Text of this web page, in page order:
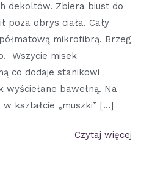
dekoltów. Zbiera biust do
poza obrys ciała. Cały
mikrofibrą. Brzeg
Wszycie misek
co dodaje stanikowi
bawełną. Na
kształcie „muszki” […]
Czytaj więcej